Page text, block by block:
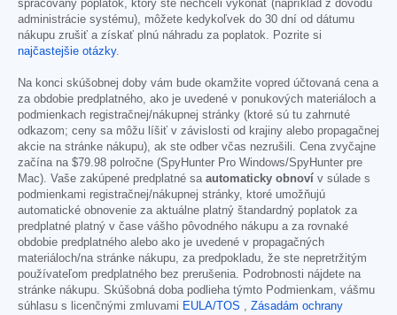
spracovaný poplatok, ktorý ste nechceli vykonať (napríklad z dôvodu
administrácie systému), môžete kedykoľvek do 30 dní od dátumu
nákupu zrušiť a získať plnú náhradu za poplatok. Pozrite si
najčastejšie otázky.
Na konci skúšobnej doby vám bude okamžite vopred účtovaná cena a
za obdobie predplatného, ako je uvedené v ponukových materiáloch a
podmienkach registračnej/nákupnej stránky (ktoré sú tu zahrnuté
odkazom; ceny sa môžu líšiť v závislosti od krajiny alebo propagačnej
akcie na stránke nákupu), ak ste odber včas nezrušili. Cena zvyčajne
začína na $79.98 polročne (SpyHunter Pro Windows/SpyHunter pre
Mac). Vaše zakúpené predplatné sa automaticky obnoví v súlade s
podmienkami registračnej/nákupnej stránky, ktoré umožňujú
automatické obnovenie za aktuálne platný štandardný poplatok za
predplatné platný v čase vášho pôvodného nákupu a za rovnaké
obdobie predplatného alebo ako je uvedené v propagačných
materiáloch/na stránke nákupu, za predpokladu, že ste nepretržitým
používateľom predplatného bez prerušenia. Podrobnosti nájdete na
stránke nákupu. Skúšobná doba podlieha týmto Podmienkam, vášmu
súhlasu s licenčnými zmluvami EULA/TOS , Zásadám ochrany